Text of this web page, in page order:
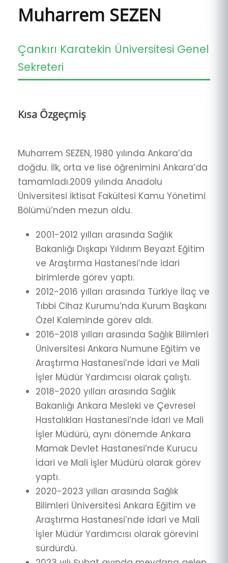
Muharrem SEZEN
Çankırı Karatekin Üniversitesi Genel
Sekreteri
Kısa Özgeçmiş
Muharrem SEZEN, 1980 yılında Ankara’da
doğdu. İlk, orta ve lise öğrenimini Ankara’da
tamamladı.2009 yılında Anadolu
Üniversitesi İktisat Fakültesi Kamu Yönetimi
Bölümü’nden mezun oldu.
2001-2012 yılları arasında Sağlık
Bakanlığı Dışkapı Yıldırım Beyazıt Eğitim
ve Araştırma Hastanesi’nde idari
birimlerde görev yaptı.
2012-2016 yılları arasında Türkiye İlaç ve
Tıbbi Cihaz Kurumu’nda Kurum Başkanı
Özel Kaleminde görev aldı.
2016-2018 yılları arasında Sağlık Bilimleri
Üniversitesi Ankara Numune Eğitim ve
Araştırma Hastanesi’nde İdari ve Mali
İşler Müdür Yardımcısı olarak çalıştı.
2018-2020 yılları arasında Sağlık
Bakanlığı Ankara Mesleki ve Çevresel
Hastalıkları Hastanesi’nde İdari ve Mali
İşler Müdürü, aynı dönemde Ankara
Mamak Devlet Hastanesi’nde Kurucu
İdari ve Mali İşler Müdürü olarak görev
yaptı.
2020-2023 yılları arasında Sağlık
Bilimleri Üniversitesi Ankara Eğitim ve
Araştırma Hastanesi’nde İdari ve Mali
İşler Müdür Yardımcısı olarak görevini
sürdürdü.